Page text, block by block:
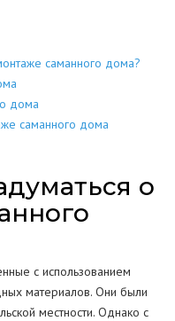
саманного дома?
дома
саманного дома
о
с использованием
материалов. Они были
местности. Однако с